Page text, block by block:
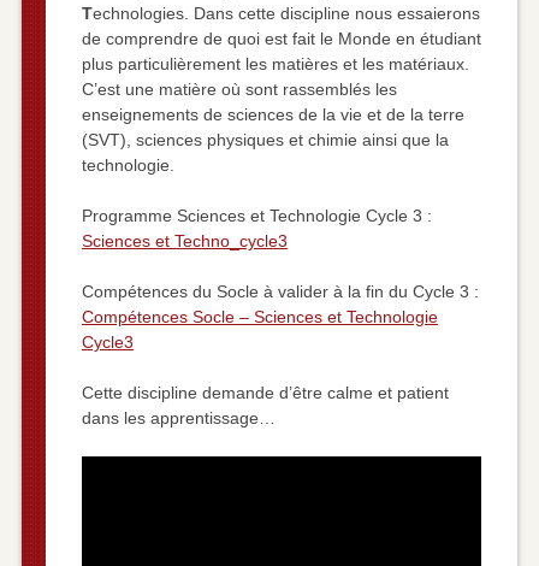
Technologies. Dans cette discipline nous essaierons
de comprendre de quoi est fait le Monde en étudiant
plus particulièrement les matières et les matériaux.
C’est une matière où sont rassemblés les
enseignements de sciences de la vie et de la terre
(SVT), sciences physiques et chimie ainsi que la
technologie.
Programme Sciences et Technologie Cycle 3 :
Sciences et Techno_cycle3
Compétences du Socle à valider à la fin du Cycle 3 :
Compétences Socle – Sciences et Technologie
Cycle3
Cette discipline demande d’être calme et patient
dans les apprentissage…